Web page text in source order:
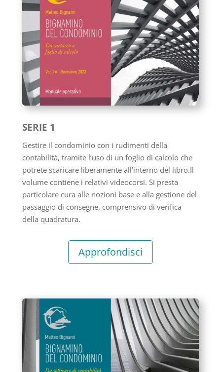
SERIE 1
Gestire il condominio con i rudimenti della
contabilità, tramite l’uso di un foglio di calcolo che
potrete scaricare liberamente all’interno del libro.Il
volume contiene i relativi videocorsi. Si presta
particolare cura alle nozioni base e alla gestione del
passaggio di consegne, comprensivo di verifica
della quadratura.
Approfondisci